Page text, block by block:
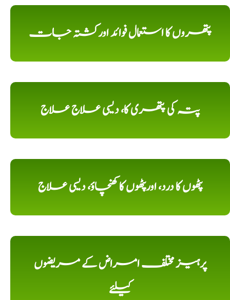
پتھروں کا استعمال فوائد اورکشتہ جات
پتہ کی پتھری کا، دیسی علاج علاج
پٹھوں کا درد، اورپٹھوں کا کھنچاؤ، دیسی علاج
پرہیز مختلف امراض کے مریضوں
کیلئے